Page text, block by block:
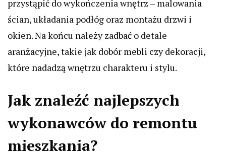
przystąpić do wykończenia wnętrz – malowania
ścian, układania podłóg oraz montażu drzwi i
okien. Na końcu należy zadbać o detale
aranżacyjne, takie jak dobór mebli czy dekoracji,
które nadadzą wnętrzu charakteru i stylu.
Jak znaleźć najlepszych
wykonawców do remontu
mieszkania?